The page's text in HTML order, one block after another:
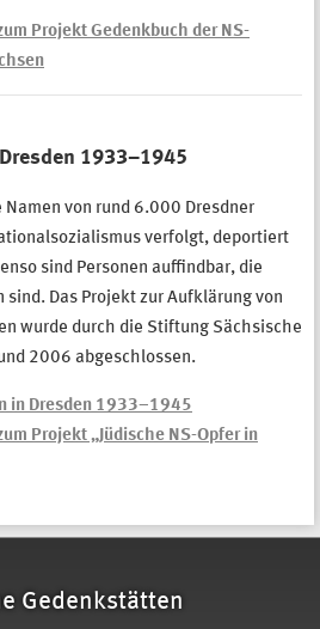
Projekt Gedenkbuch der NS-
1933–1945
von rund 6.000 Dresdner
verfolgt, deportiert
sind Personen auffindbar, die
Das Projekt zur Aufklärung von
wurde durch die Stiftung Sächsische
2006 abgeschlossen.
in Dresden 1933–1945
Projekt „Jüdische NS-Opfer in
Gedenkstätten